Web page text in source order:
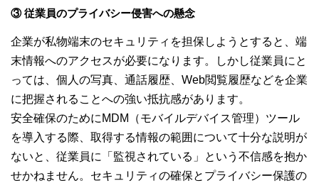
③ 従業員のプライバシー侵害への懸念
企業が私物端末のセキュリティを担保しようとすると、端
末情報へのアクセスが必要になります。しかし従業員にと
っては、個人の写真、通話履歴、Web閲覧履歴などを企業
に把握されることへの強い抵抗感があります。
安全確保のためにMDM（モバイルデバイス管理）ツール
を導入する際、取得する情報の範囲について十分な説明が
ないと、従業員に「監視されている」という不信感を抱か
せかねません。セキュリティの確保とプライバシー保護の